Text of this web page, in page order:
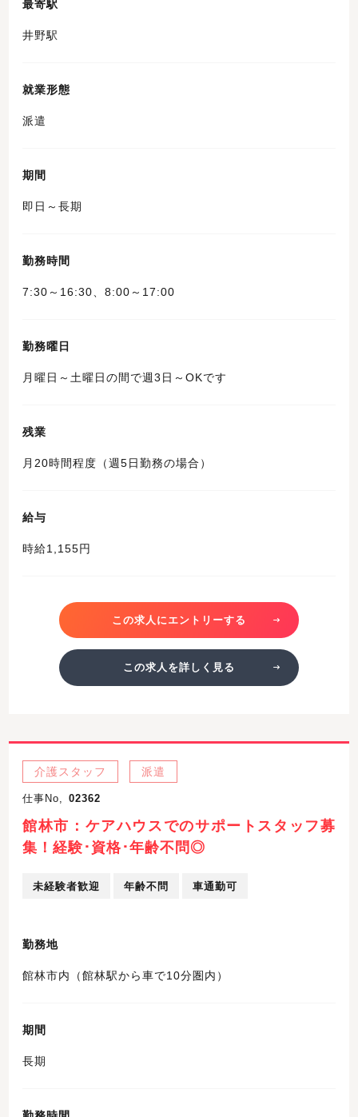
最寄駅
井野駅
就業形態
派遣
期間
即日～長期
勤務時間
7:30～16:30、8:00～17:00
勤務曜日
月曜日～土曜日の間で週3日～OKです
残業
月20時間程度（週5日勤務の場合）
給与
時給1,155円
この求人にエントリーする
この求人を詳しく見る
介護スタッフ 派遣
仕事No, 02362
館林市：ケアハウスでのサポートスタッフ募
集！経験･資格･年齢不問◎
未経験者歓迎 年齢不問 車通勤可
勤務地
館林市内（館林駅から車で10分圏内）
期間
長期